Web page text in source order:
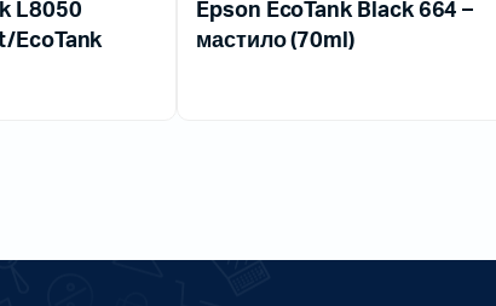
L8050
EcoTank
Epson EcoTank Black 664 –
мастило (70ml)